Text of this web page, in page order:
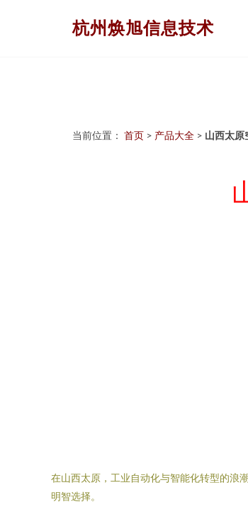
杭州焕旭信息技术
当前位置： 首页 > 产品大全 > 山西太原
在山西太原，工业自动化与智能化转型的浪
明智选择。